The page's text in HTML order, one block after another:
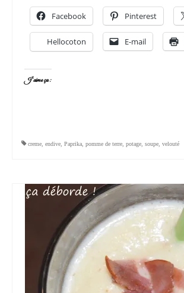
Facebook Pinterest
Hellocoton E-mail
J’aime ça :
creme endive Paprika pomme de terre potage soupe velouté